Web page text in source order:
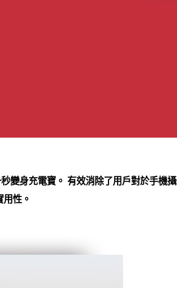
變身充電寶。 有效消除了用戶對於手機
性。